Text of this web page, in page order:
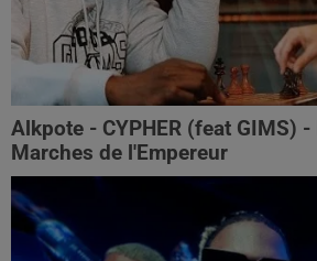
Alkpote - CYPHER (feat GIMS)
Marches de l'Empereur